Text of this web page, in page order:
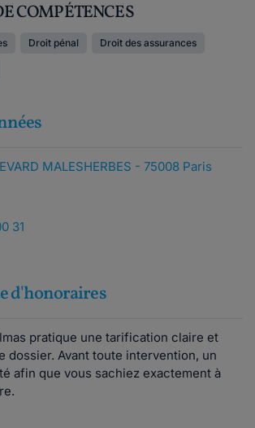
COMPÉTENCES
Droit pénal Droit des assurances
MALESHERBES - 75008 Paris
31
d'honoraires
pratique une tarification claire et
dossier. Avant toute intervention, un
afin que vous sachiez exactement à